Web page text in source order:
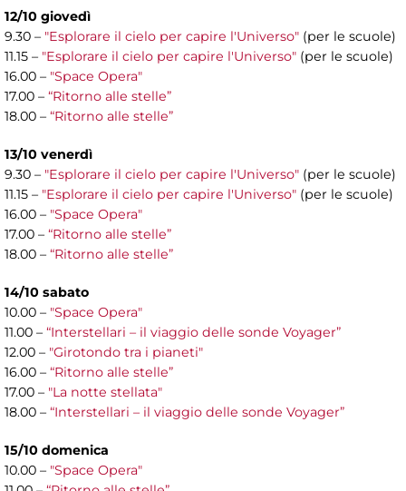
12/10 giovedì
9.30 – "Esplorare il cielo per capire l'Universo" (per le scuole)
11.15 – "Esplorare il cielo per capire l'Universo" (per le scuole)
16.00 – "Space Opera"
17.00 – “Ritorno alle stelle”
18.00 – “Ritorno alle stelle”
13/10 venerdì
9.30 – "Esplorare il cielo per capire l'Universo" (per le scuole)
11.15 – "Esplorare il cielo per capire l'Universo" (per le scuole)
16.00 – "Space Opera"
17.00 – “Ritorno alle stelle”
18.00 – “Ritorno alle stelle”
14/10 sabato
10.00 – "Space Opera"
11.00 – “Interstellari – il viaggio delle sonde Voyager”
12.00 – "Girotondo tra i pianeti"
16.00 – “Ritorno alle stelle”
17.00 – "La notte stellata"
18.00 – “Interstellari – il viaggio delle sonde Voyager”
15/10 domenica
10.00 – "Space Opera"